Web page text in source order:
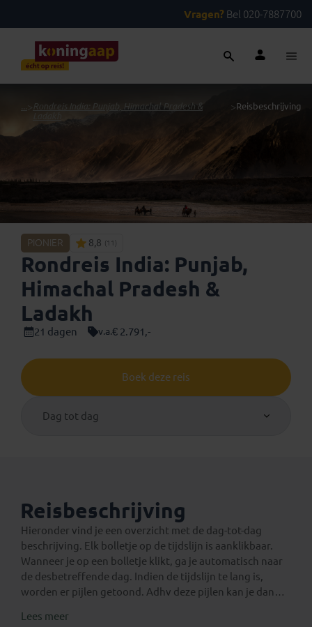
Vragen? Bel 020-7887700
> Rondreis India: Punjab, Himachal Pradesh &
>Reisbeschrijving
PIONIER 8,8 (11)
Rondreis India: Punjab,
Himachal Pradesh &
Ladakh
21 dagen v.a.€ 2.791,-
Boek deze reis
Dag tot dag
Reisbeschrijving
Hieronder vind je een overzicht met de dag-tot-dag
beschrijving. Elk bolletje op de tijdslijn is aanklikbaar.
Wanneer je op een bolletje klikt, ga je automatisch naar
de desbetreffende dag. Indien de tijdslijn te lang is,
worden er pijlen getoond. Adhv deze pijlen kan je dan
Een verlenging voor na de reis
Lees meer